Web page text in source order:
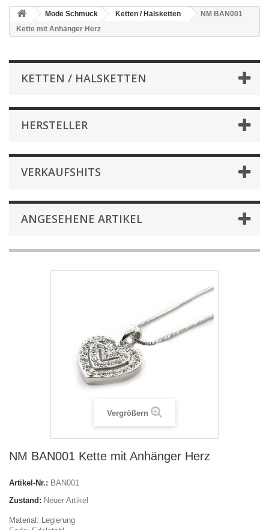
Mode Schmuck Ketten / Halsketten
NM BAN001
Kette mit Anhänger Herz
KETTEN / HALSKETTEN
HERSTELLER
VERKAUFSHITS
ANGESEHENE ARTIKEL
Vergrößern
NM BAN001 Kette mit Anhänger Herz
Artikel-Nr.: BAN001
Zustand: Neuer Artikel
Material: Legierung